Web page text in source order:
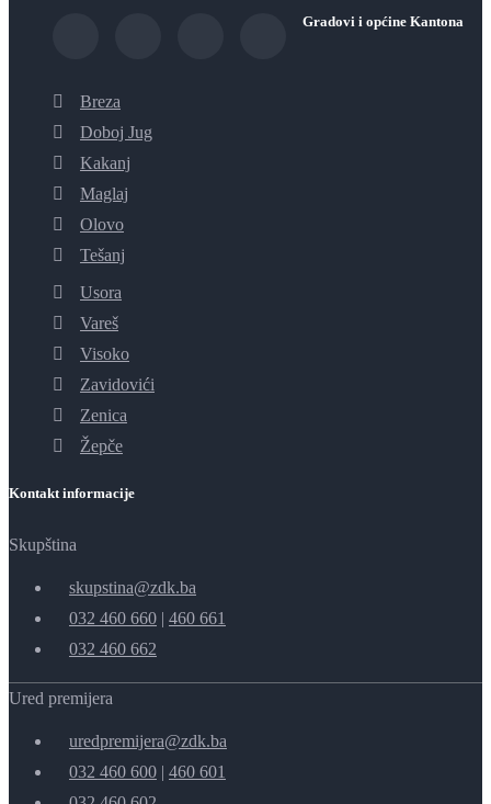
Gradovi i općine Kantona
Breza
Doboj Jug
Kakanj
Maglaj
Olovo
Tešanj
Usora
Vareš
Visoko
Zavidovići
Zenica
Žepče
Kontakt informacije
Skupština
skupstina@zdk.ba
032 460 660 | 460 661
032 460 662
Ured premijera
uredpremijera@zdk.ba
032 460 600 | 460 601